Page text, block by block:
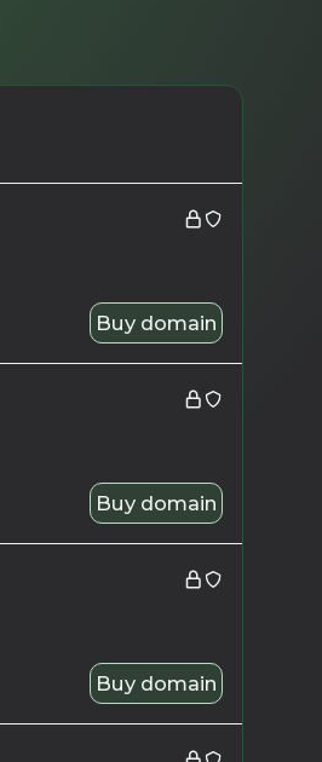
Buy domain
Buy domain
Buy domain